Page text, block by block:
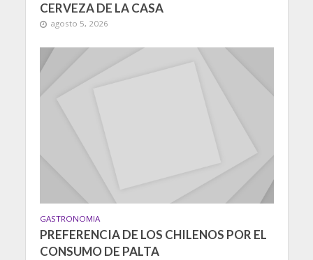
CERVEZA DE LA CASA
agosto 5, 2026
GASTRONOMIA
PREFERENCIA DE LOS CHILENOS POR EL
CONSUMO DE PALTA